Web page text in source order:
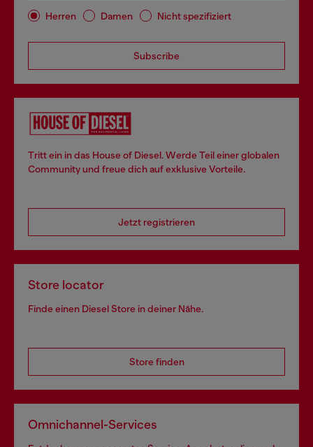
Herren Damen Nicht spezifiziert
Subscribe
Tritt ein in das House of Diesel. Werde Teil einer globalen
Community und freue dich auf exklusive Vorteile.
Jetzt registrieren
Store locator
Finde einen Diesel Store in deiner Nähe.
Store finden
Omnichannel-Services